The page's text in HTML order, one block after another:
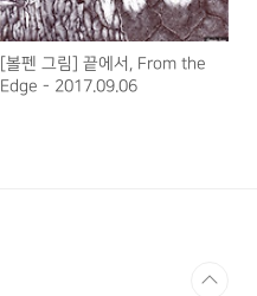
[볼펜 그림] 끝에서, From the
Edge - 2017.09.06